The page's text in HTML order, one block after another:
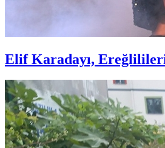
Elif Karadayı,